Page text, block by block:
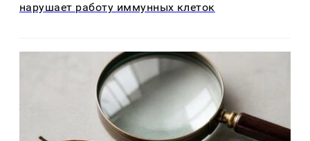
нарушает работу иммунных клеток